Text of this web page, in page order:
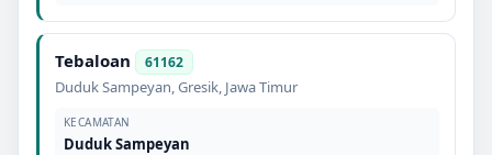
Tebaloan 61162
Duduk Sampeyan,Gresik, Jawa Timur
KECAMATAN
Duduk Sampeyan